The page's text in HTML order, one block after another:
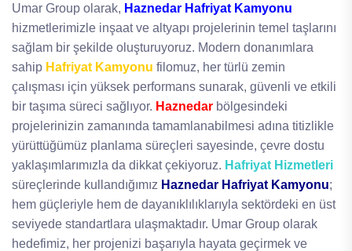
Umar Group olarak, Haznedar Hafriyat Kamyonu
hizmetlerimizle inşaat ve altyapı projelerinin temel taşlarını
sağlam bir şekilde oluşturuyoruz. Modern donanımlara
sahip Hafriyat Kamyonu filomuz, her türlü zemin
çalışması için yüksek performans sunarak, güvenli ve etkili
bir taşıma süreci sağlıyor. Haznedar bölgesindeki
projelerinizin zamanında tamamlanabilmesi adına titizlikle
yürüttüğümüz planlama süreçleri sayesinde, çevre dostu
yaklaşımlarımızla da dikkat çekiyoruz. Hafriyat Hizmetleri
süreçlerinde kullandığımız Haznedar Hafriyat Kamyonu;
hem güçleriyle hem de dayanıklılıklarıyla sektördeki en üst
seviyede standartlara ulaşmaktadır. Umar Group olarak
hedefimiz, her projenizi başarıyla hayata geçirmek ve